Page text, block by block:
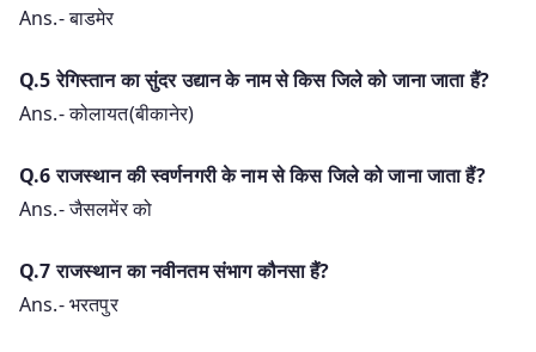
Ans.- बाडमेर
Q.5 रेगिस्तान का सुंदर उद्यान के नाम से किस जिले को जाना जाता हैं?
Ans.- कोलायत(बीकानेर)
Q.6 राजस्थान की स्वर्णनगरी के नाम से किस जिले को जाना जाता हैं?
Ans.- जैसलमेंर को
Q.7 राजस्थान का नवीनतम संभाग कौनसा हैं?
Ans.- भरतपुर